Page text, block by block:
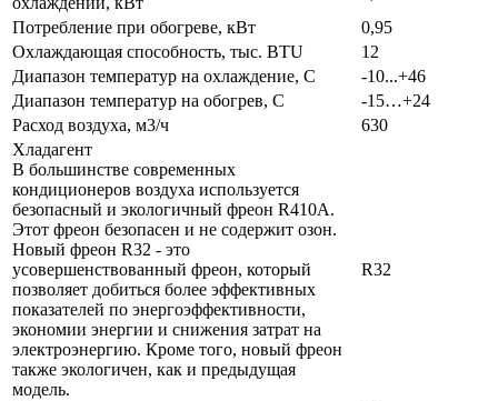
Потребление при обогреве, кВт
0,95
Охлаждающая способность, тыс. BTU
12
Диапазон температур на охлаждение, С
-10...+46
Диапазон температур на обогрев, С
-15…+24
Расход воздуха, м3/ч
630
Хладагент
В большинстве современных
кондиционеров воздуха используется
безопасный и экологичный фреон R410A.
Этот фреон безопасен и не содержит озон.
Новый фреон R32 - это
усовершенствованный фреон, который
позволяет добиться более эффективных
показателей по энергоэффективности,
экономии энергии и снижения затрат на
электроэнергию. Кроме того, новый фреон
также экологичен, как и предыдущая
модель.
R32